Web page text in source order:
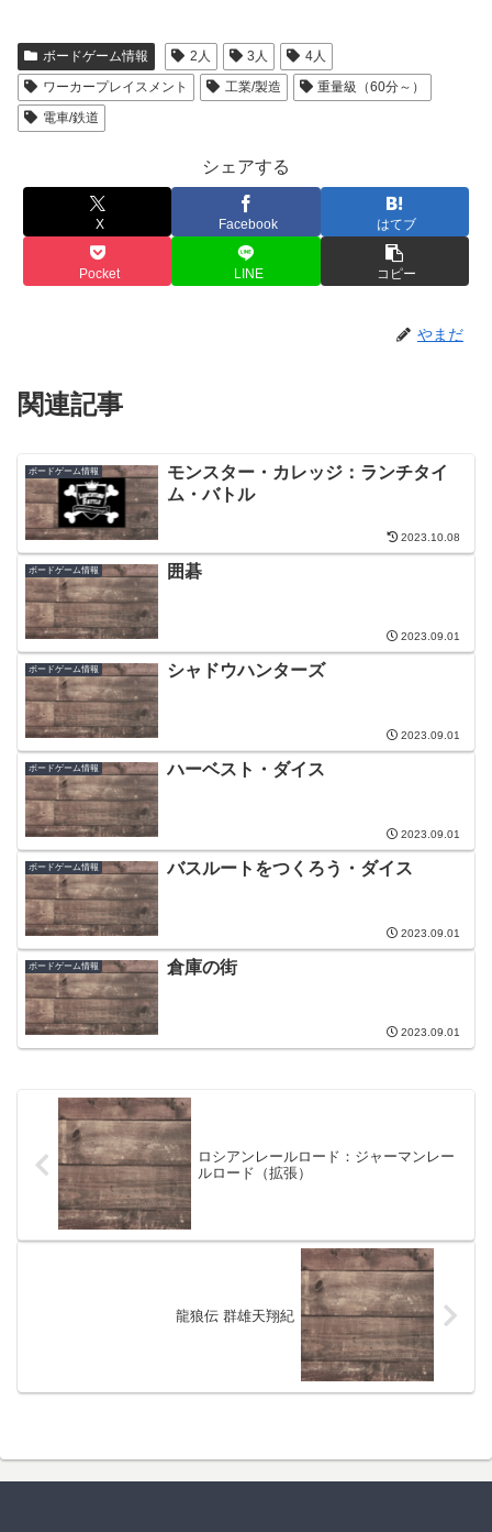
ボードゲーム情報 2人 3人
4人
ワーカープレイスメント
工業/製造
重量級（60分～）
電車/鉄道
シェアする
X Facebook はてブ
Pocket LINE コピー
やまだ
関連記事
ボードゲーム情報
モンスター・カレッジ：ランチタイ
ム・バトル
2023.10.08
ボードゲーム情報 囲碁
2023.09.01
ボードゲーム情報 シャドウハンターズ
2023.09.01
ボードゲーム情報 ハーベスト・ダイス
2023.09.01
ボードゲーム情報 バスルートをつくろう・ダイス
2023.09.01
ボードゲーム情報 倉庫の街
2023.09.01
ロシアンレールロード：ジャーマンレー
ルロード（拡張）
龍狼伝 群雄天翔紀